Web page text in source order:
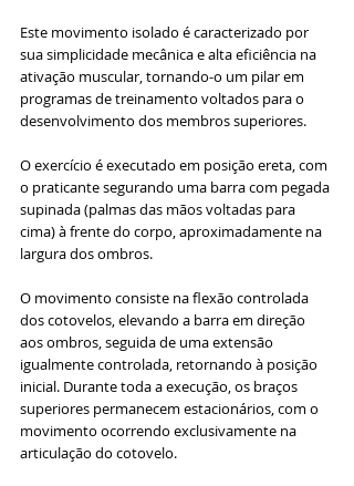
Este movimento isolado é caracterizado por
sua simplicidade mecânica e alta eficiência na
ativação muscular, tornando-o um pilar em
programas de treinamento voltados para o
desenvolvimento dos membros superiores.
O exercício é executado em posição ereta, com
o praticante segurando uma barra com pegada
supinada (palmas das mãos voltadas para
cima) à frente do corpo, aproximadamente na
largura dos ombros.
O movimento consiste na flexão controlada
dos cotovelos, elevando a barra em direção
aos ombros, seguida de uma extensão
igualmente controlada, retornando à posição
inicial. Durante toda a execução, os braços
superiores permanecem estacionários, com o
movimento ocorrendo exclusivamente na
articulação do cotovelo.